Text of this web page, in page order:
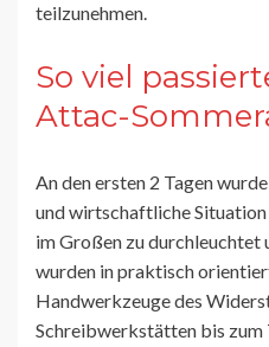
teilzunehmen.
So viel
Attac-
An den ersten 2 Tagen
und wirtschaftliche Situation
im Großen zu
wurden in praktisch
Handwerkzeuge des
Schreibwerkstätten bis zum